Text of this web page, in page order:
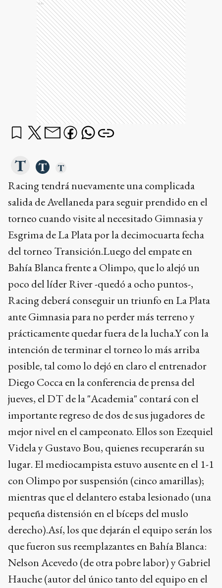
Ads
Racing tendrá nuevamente una complicada
salida de Avellaneda para seguir prendido en el
torneo cuando visite al necesitado Gimnasia y
Esgrima de La Plata por la decimocuarta fecha
del torneo Transición.Luego del empate en
Bahía Blanca frente a Olimpo, que lo alejó un
poco del líder River -quedó a ocho puntos-,
Racing deberá conseguir un triunfo en La Plata
ante Gimnasia para no perder más terreno y
prácticamente quedar fuera de la lucha.Y con la
intención de terminar el torneo lo más arriba
posible, tal como lo dejó en claro el entrenador
Diego Cocca en la conferencia de prensa del
jueves, el DT de la "Academia" contará con el
importante regreso de dos de sus jugadores de
mejor nivel en el campeonato. Ellos son Ezequiel
Videla y Gustavo Bou, quienes recuperarán su
lugar. El mediocampista estuvo ausente en el 1-1
con Olimpo por suspensión (cinco amarillas);
mientras que el delantero estaba lesionado (una
pequeña distensión en el bíceps del muslo
derecho).Así, los que dejarán el equipo serán los
que fueron sus reemplazantes en Bahía Blanca:
Nelson Acevedo (de otra pobre labor) y Gabriel
Hauche (autor del único tanto del equipo en el